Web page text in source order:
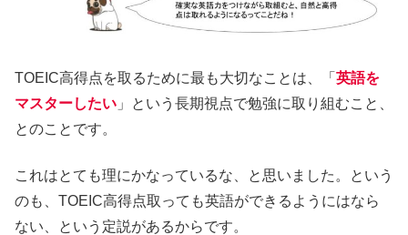
TOEIC高得点を取るために最も大切なことは、「 英語を
マスターしたい 」という長期視点で勉強に取り組むこと、
とのことです。
これはとても理にかなっているな、と思いました。という
のも、TOEIC高得点取っても英語ができるようにはなら
ない、という定説があるからです。